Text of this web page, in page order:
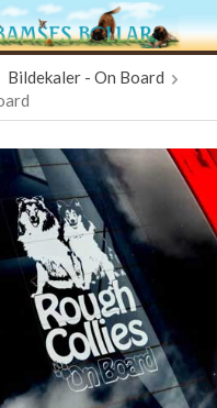
har blivit tillagd i varukorgen
Bildekaler - On Board